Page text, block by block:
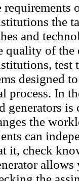
requirements
the
and
quality of the
test
designed
process. In
generators
the
can
it, check
allows